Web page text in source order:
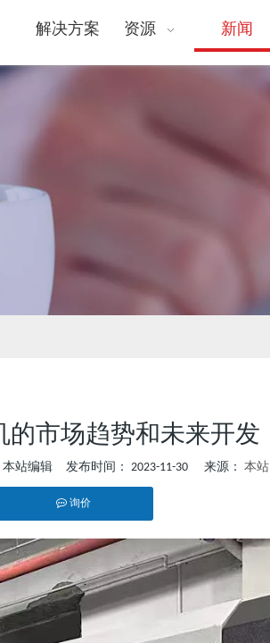
解决方案 资源 新闻
的市场趋势和未来开发
站编辑 发布时间： 2023-11-30 来源： 本站
询价